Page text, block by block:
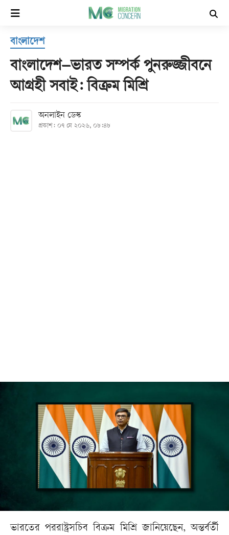
হোম
সর্বশেষ
বিভাগ
বাংলাদেশ
বাংলাদেশ–ভারত সম্পর্ক পুনরুজ্জীবনে
আগ্রহী সবাই: বিক্রম মিশ্রি
অনলাইন ডেস্ক
প্রকাশ: ০৭ মে ২০২৬, ০৮:৪৮
ভারতের পররাষ্ট্রসচিব বিক্রম মিশ্রি জানিয়েছেন, অন্তর্বর্তী